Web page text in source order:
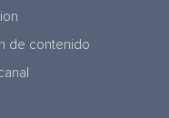
de contenido